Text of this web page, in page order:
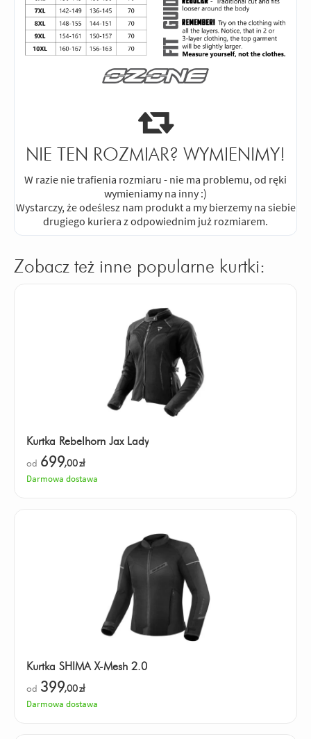
NIE TEN ROZMIAR? WYMIENIMY!
W razie nie trafienia rozmiaru - nie ma problemu, od ręki
wymieniamy na inny :)
Wystarczy, że odeślesz nam produkt a my bierzemy na siebie
drugiego kuriera z odpowiednim już rozmiarem.
Zobacz też inne popularne kurtki:
Kurtka Rebelhorn Jax Lady
od 699,00zł
Darmowa dostawa
Kurtka SHIMA X-Mesh 2.0
od 399,00zł
Darmowa dostawa